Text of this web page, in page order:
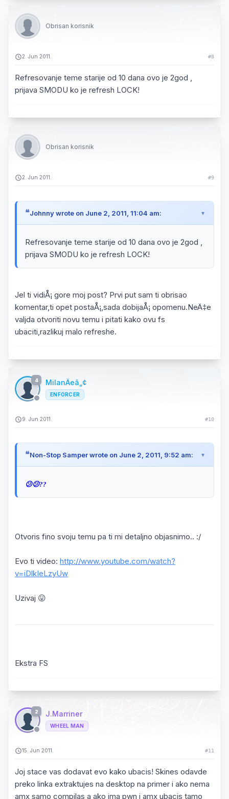
Obrisan korisnik
2. Jun 2011. #8
Refresovanje teme starije od 10 dana ovo je 2god ,
prijava SMODU ko je refresh LOCK!
Obrisan korisnik
2. Jun 2011. #9
Johnny wrote on June 2, 2011, 11:04 am:
Refresovanje teme starije od 10 dana ovo je 2god ,
prijava SMODU ko je refresh LOCK!
Jel ti vidiÅ¡ gore moj post? Prvi put sam ti obrisao
komentar,ti opet postaÅ¡,sada dobijaÅ¡ opomenu.NeÄ‡e
valjda otvoriti novu temu i pitati kako ovu fs
ubaciti,razlikuj malo refreshe.
4 MilanÄeâ„¢
ENFORCER
9. Jun 2011. #10
Non-Stop Samper wrote on June 2, 2011, 9:52 am:
😕😕??
Otvoris fino svoju temu pa ti mi detaljno objasnimo.. :/
Evo ti video: http://www.youtube.com/watch?
v=iDlkIeLzyUw
Uzivaj 😛
Ekstra FS
2 J.Marriner
WHEEL MAN
15. Jun 2011. #11
Joj stace vas dodavat evo kako ubacis! Skines odavde
preko linka extraktujes na desktop na primer i ako nema
amx samo compilas a ako ima pwn i amx ubacis tamo